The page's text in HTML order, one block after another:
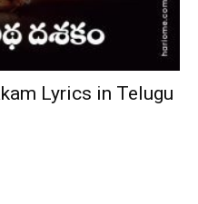
Lyrics in Telugu